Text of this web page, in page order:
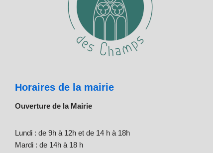
Horaires de la mairie
Ouverture de la Mairie
Lundi : de 9h à 12h et de 14 h à 18h
Mardi : de 14h à 18 h